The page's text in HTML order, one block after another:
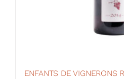
ENFANTS DE